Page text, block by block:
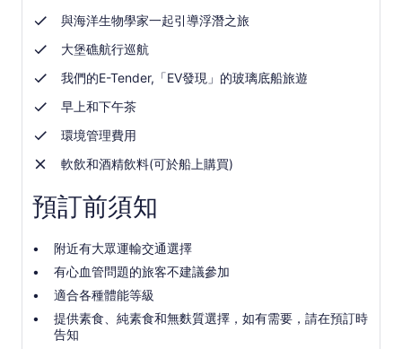
與海洋生物學家一起引導浮潛之旅
大堡礁航行巡航
我們的E-Tender,「EV發現」的玻璃底船旅遊
早上和下午茶
環境管理費用
軟飲和酒精飲料(可於船上購買)
預訂前須知
附近有大眾運輸交通選擇
有心血管問題的旅客不建議參加
適合各種體能等級
提供素食、純素食和無麩質選擇，如有需要，請在預訂時
告知